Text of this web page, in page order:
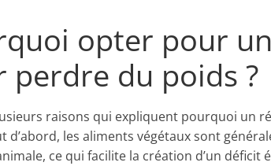
opter pour
perdre du poids ?
raisons qui expliquent pourquoi un
d’abord, les aliments végétaux sont
ce qui facilite la création d’un